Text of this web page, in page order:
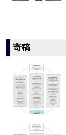
寄稿